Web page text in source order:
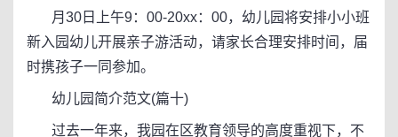
月30日上午9：00-20xx：00，幼儿园将安排小小班
新入园幼儿开展亲子游活动，请家长合理安排时间，届
时携孩子一同参加。
幼儿园简介范文(篇十)
过去一年来，我园在区教育领导的高度重视下，不